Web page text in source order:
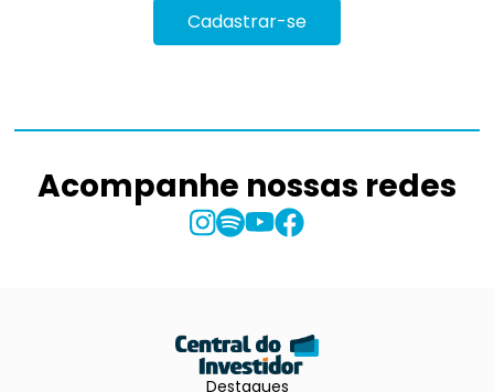
Acompanhe nossas redes
Destaques